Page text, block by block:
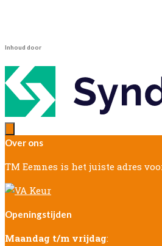
Inhoud door
Over ons
TM Eemnes is het juiste adres
Openingstijden
Maandag t/m vrijdag: